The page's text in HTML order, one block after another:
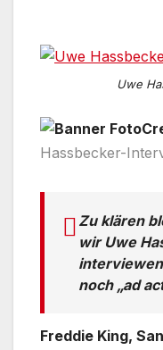
Uwe
Hassbecker-
Zu klären
wir Uwe
noch „ad
Freddie King,